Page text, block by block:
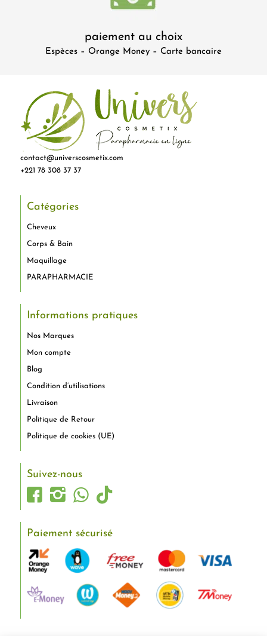
paiement au choix
Espèces – Orange Money – Carte bancaire
contact@universcosmetix.com
+221 78 308 37 37
Catégories
Cheveux
Corps & Bain
Maquillage
PARAPHARMACIE
Informations pratiques
Nos Marques
Mon compte
Blog
Condition d’utilisations
Livraison
Politique de Retour
Politique de cookies (UE)
Suivez-nous
Paiement sécurisé